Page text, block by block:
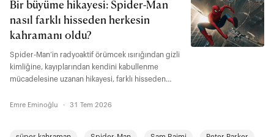
Bir büyüme hikayesi: Spider-Man
nasıl farklı hisseden herkesin
kahramanı oldu?
Spider-Man’in radyoaktif örümcek ısırığından gizli
kimliğine, kayıplarından kendini kabullenme
mücadelesine uzanan hikayesi, farklı hisseden
büyüme anlatısı aynı zamanda. "Brand New Day"
Emre Eminoğlu · 31 Tem 2026